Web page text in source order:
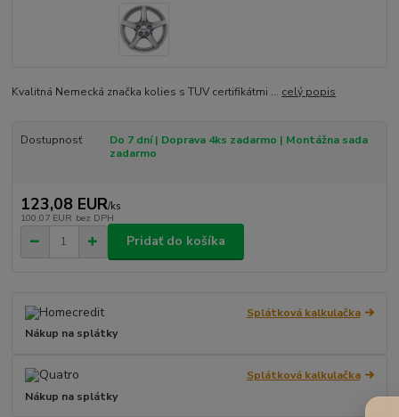
Kvalitná Nemecká značka kolies s TUV certifikátmi ... celý popis
Dostupnosť
Do 7 dní | Doprava 4ks zadarmo | Montážna sada
zadarmo
123,08 EUR/ks
100,07 EUR bez DPH
Pridať do košíka
Splátková kalkulačka
Nákup na splátky
Splátková kalkulačka
Nákup na splátky